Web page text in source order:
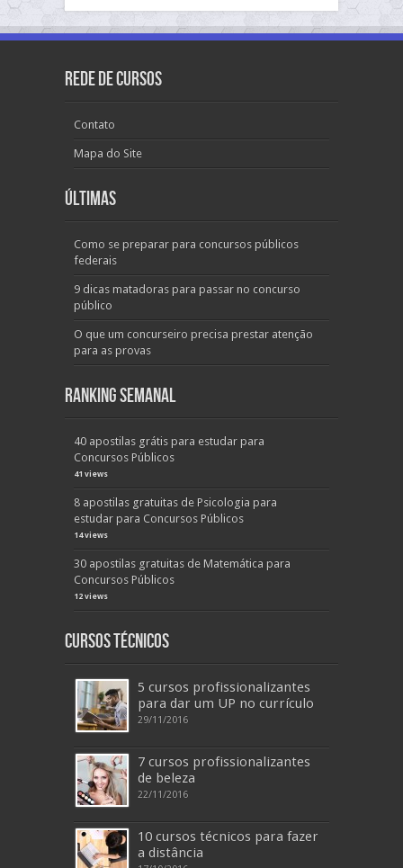
Rede de Cursos
Contato
Mapa do Site
Últimas
Como se preparar para concursos públicos
federais
9 dicas matadoras para passar no concurso
público
O que um concurseiro precisa prestar atenção
para as provas
Ranking Semanal
40 apostilas grátis para estudar para
Concursos Públicos
41 views
8 apostilas gratuitas de Psicologia para
estudar para Concursos Públicos
14 views
30 apostilas gratuitas de Matemática para
Concursos Públicos
12 views
Cursos Técnicos
5 cursos profissionalizantes
para dar um UP no currículo
29/11/2016
7 cursos profissionalizantes
de beleza
22/11/2016
10 cursos técnicos para fazer
a distância